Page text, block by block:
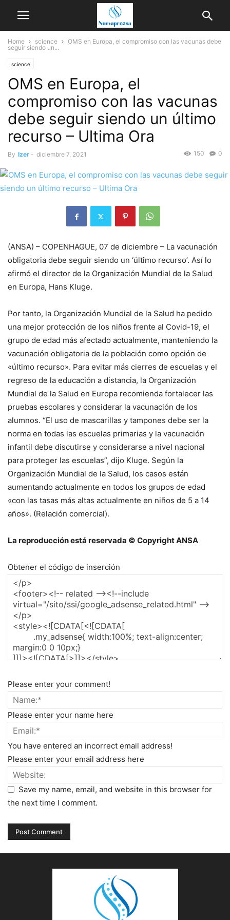
Home science
OMS en Europa, el compromiso con las vacunas debe
seguir siendo un...
science
OMS en Europa, el
compromiso con las vacunas
debe seguir siendo un último
recurso – Ultima Ora
By Izer - diciembre 7, 2021 0
150
(ANSA) – COPENHAGUE, 07 de diciembre – La vacunación
obligatoria debe seguir siendo un ‘último recurso’. Así lo
afirmó el director de la Organización Mundial de la Salud
en Europa, Hans Kluge.
Por tanto, la Organización Mundial de la Salud ha pedido
una mejor protección de los niños frente al Covid-19, el
grupo de edad más afectado actualmente, manteniendo la
vacunación obligatoria de la población como opción de
«último recurso». Para evitar más cierres de escuelas y el
regreso de la educación a distancia, la Organización
Mundial de la Salud en Europa recomienda fortalecer las
pruebas escolares y considerar la vacunación de los
alumnos. “El uso de mascarillas y tampones debe ser la
norma en todas las escuelas primarias y la vacunación
infantil debe discutirse y considerarse a nivel nacional
para proteger las escuelas”, dijo Kluge. Según la
Organización Mundial de la Salud, los casos están
aumentando actualmente en todos los grupos de edad
«con las tasas más altas actualmente en niños de 5 a 14
años». (Relación comercial).
La reproducción está reservada © Copyright ANSA
Obtener el código de inserción
Please enter your comment!
Please enter your name here
You have entered an incorrect email address!
Please enter your email address here
Save my name, email, and website in this browser for
the next time I comment.